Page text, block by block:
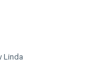
Linda